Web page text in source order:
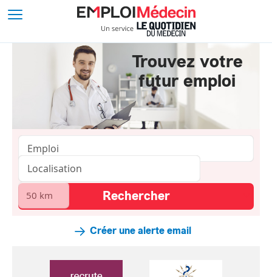
Trouvez votre
futur emploi
Créer une alerte email